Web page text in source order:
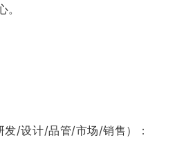
/设计/品管/市场/销售）：